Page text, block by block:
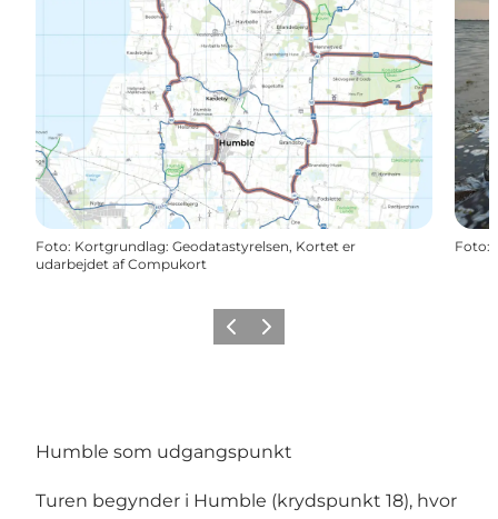
Foto: Kortgrundlag: Geodatastyrelsen, Kortet er
udarbejdet af Compukort
Foto:
ForrigeNæste
Humble som udgangspunkt
Turen begynder i Humble (krydspunkt 18), hvor